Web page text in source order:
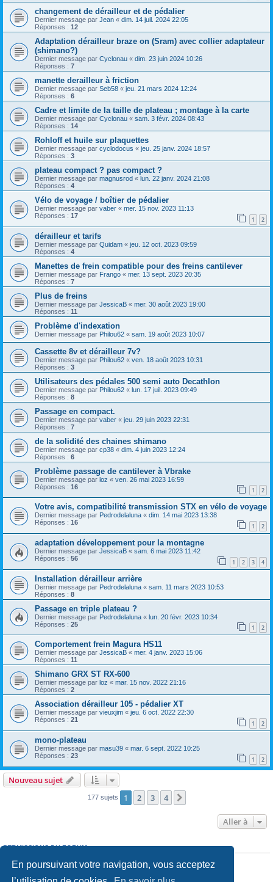
En poursuivant votre navigation, vous acceptez
changement de dérailleur et de pédalier
Dernier message par Jean « dim. 14 juil. 2024 22:05
Réponses : 12
Adaptation dérailleur braze on (Sram) avec collier adaptateur
(shimano?)
Dernier message par Cyclonau « dim. 23 juin 2024 10:26
Réponses : 7
manette derailleur à friction
Dernier message par Seb58 « jeu. 21 mars 2024 12:24
Réponses : 6
Cadre et limite de la taille de plateau ; montage à la carte
Dernier message par Cyclonau « sam. 3 févr. 2024 08:43
Réponses : 14
Rohloff et huile sur plaquettes
Dernier message par cyclodocus « jeu. 25 janv. 2024 18:57
Réponses : 3
plateau compact ? pas compact ?
Dernier message par magnusrod « lun. 22 janv. 2024 21:08
Réponses : 4
Vélo de voyage / boîtier de pédalier
Dernier message par vaber « mer. 15 nov. 2023 11:13
Réponses : 17 1 2
dérailleur et tarifs
Dernier message par Quidam « jeu. 12 oct. 2023 09:59
Réponses : 4
Manettes de frein compatible pour des freins cantilever
Dernier message par Frango « mer. 13 sept. 2023 20:35
Réponses : 7
Plus de freins
Dernier message par JessicaB « mer. 30 août 2023 19:00
Réponses : 11
Problème d'indexation
Dernier message par Philou62 « sam. 19 août 2023 10:07
Cassette 8v et dérailleur 7v?
Dernier message par Philou62 « ven. 18 août 2023 10:31
Réponses : 3
Utilisateurs des pédales 500 semi auto Decathlon
Dernier message par Philou62 « lun. 17 juil. 2023 09:49
Réponses : 8
Passage en compact.
Dernier message par vaber « jeu. 29 juin 2023 22:31
Réponses : 7
de la solidité des chaines shimano
Dernier message par cp38 « dim. 4 juin 2023 12:24
Réponses : 6
Problème passage de cantilever à Vbrake
Dernier message par loz « ven. 26 mai 2023 16:59
Réponses : 16 1 2
Votre avis, compatibilité transmission STX en vélo de voyage
Dernier message par Pedrodelaluna « dim. 14 mai 2023 13:38
Réponses : 16 1 2
adaptation développement pour la montagne
Dernier message par JessicaB « sam. 6 mai 2023 11:42
Réponses : 56 1 2 3 4
Installation dérailleur arrière
Dernier message par Pedrodelaluna « sam. 11 mars 2023 10:53
Réponses : 8
Passage en triple plateau ?
Dernier message par Pedrodelaluna « lun. 20 févr. 2023 10:34
Réponses : 25 1 2
Comportement frein Magura HS11
Dernier message par JessicaB « mer. 4 janv. 2023 15:06
Réponses : 11
Shimano GRX ST RX-600
Dernier message par loz « mar. 15 nov. 2022 21:16
Réponses : 2
Association dérailleur 105 - pédalier XT
Dernier message par vieuxjim « jeu. 6 oct. 2022 22:30
Réponses : 21 1 2
mono-plateau
Dernier message par masu39 « mar. 6 sept. 2022 10:25
Réponses : 23 1 2
Nouveau sujet
177 sujets 1 2 3 4
Aller à
PERMISSIONS DU FORUM
Vous
ne pouvez pas
poster de nouveaux sujets
Vousne pouvez pasrépondre aux sujets
Vous
ne pouvez pas
modifier vos messages